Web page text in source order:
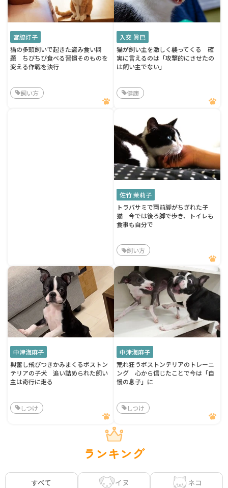
宮脇灯子
猫の多頭飼いで起きた盗み食い問
題 ちびちび食べる習慣そのものを
変える作戦を決行
飼い方
入交 眞巳
猫が飼い主を激しく襲ってくる 確
実に言えるのは「攻撃的にさせたの
は飼い主でない」
健康
佐竹 茉莉子
トラバサミで両前脚がちぎれた子
猫 今では後ろ脚で歩き、トイレも
食事も自分で
飼い方
中津海麻子
興奮し飛びつきかみまくるボストン
テリアの子犬 追い詰められた飼い
主は奇行に走る
しつけ
中津海麻子
荒れ狂うボストンテリアのトレーニ
ング 心から信じたことで今は「自
慢の息子」に
しつけ
ランキング
すべて イヌ ネコ